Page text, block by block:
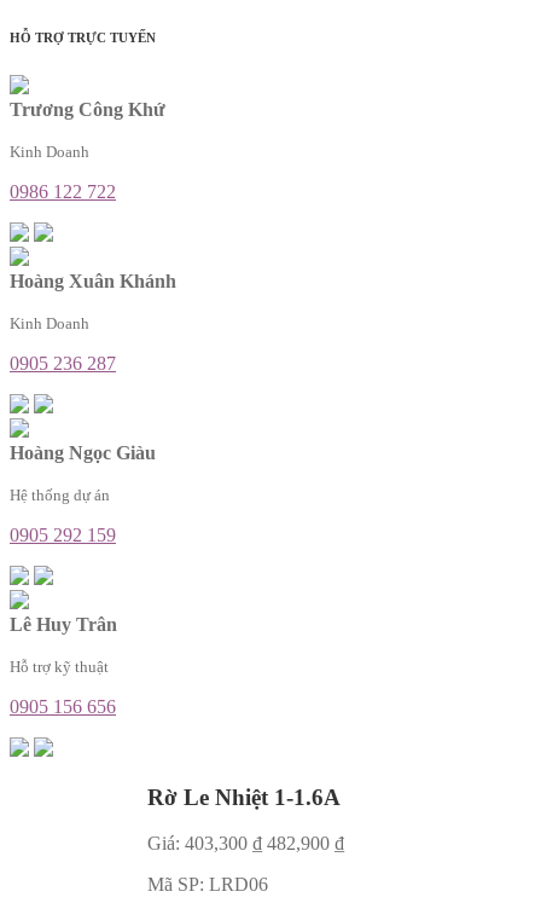
HỖ TRỢ TRỰC TUYẾN
Trương Công Khứ
Kinh Doanh
0986 122 722
Hoàng Xuân Khánh
Kinh Doanh
0905 236 287
Hoàng Ngọc Giàu
Hệ thống dự án
0905 292 159
Lê Huy Trân
Hỗ trợ kỹ thuật
0905 156 656
Rờ Le Nhiệt 1-1.6A
Giá: 403,300 ₫ 482,900 ₫
Mã SP: LRD06